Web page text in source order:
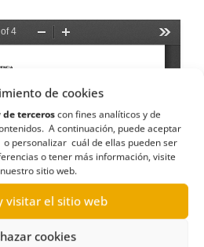
de cookies
terceroscon fines analíticos y de
A continuación, puede aceptar
personalizar cuál de ellas pueden ser
o tener más información, visite
sitio web.
visitar el sitio web
cookies